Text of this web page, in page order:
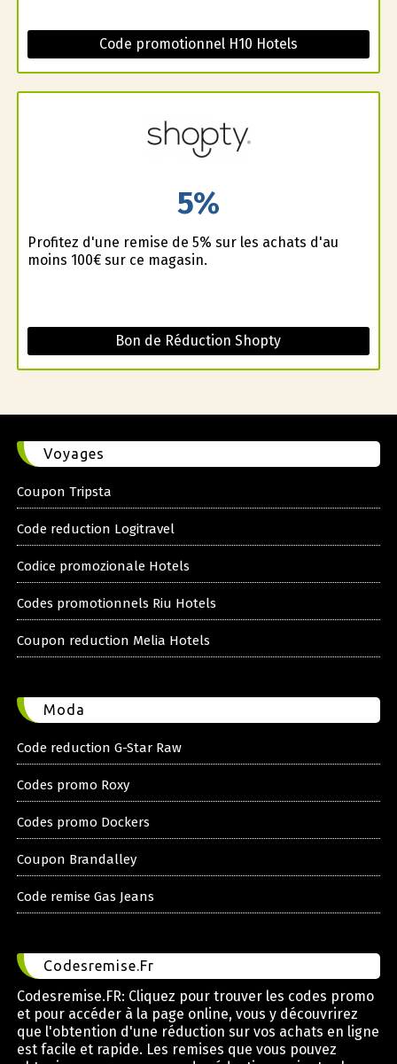
Code promotionnel H10 Hotels
5%
Profitez d'une remise de 5% sur les achats d'au
moins 100€ sur ce magasin.
Bon de Réduction Shopty
Voyages
Coupon Tripsta
Code reduction Logitravel
Codice promozionale Hotels
Codes promotionnels Riu Hotels
Coupon reduction Melia Hotels
Moda
Code reduction G-Star Raw
Codes promo Roxy
Codes promo Dockers
Coupon Brandalley
Code remise Gas Jeans
Codesremise.Fr
Codesremise.FR: Cliquez pour trouver les codes promo
et pour accéder à la page online, vous y découvrirez
que l'obtention d'une réduction sur vos achats en ligne
est facile et rapide. Les remises que vous pouvez